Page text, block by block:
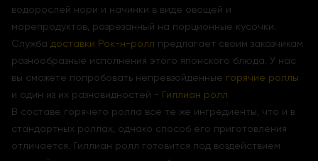
водорослей нори и начинки в виде овощей и
морепродуктов, разрезанный на порционные кусочки.
Служба доставки Рок-н-ролл предлагает своим заказчикам
разнообразные исполнения этого японского блюда. У нас
вы сможете попробовать непревзойденные горячие роллы
и один из их разновидностей - Гиллиан ролл.
В составе горячего ролла все те же ингредиенты, что и в
стандартных роллах, однако способ его приготовления
отличается. Гиллиан ролл готовится под воздействием